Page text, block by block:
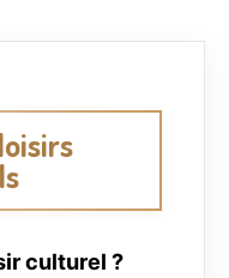
culturel ?